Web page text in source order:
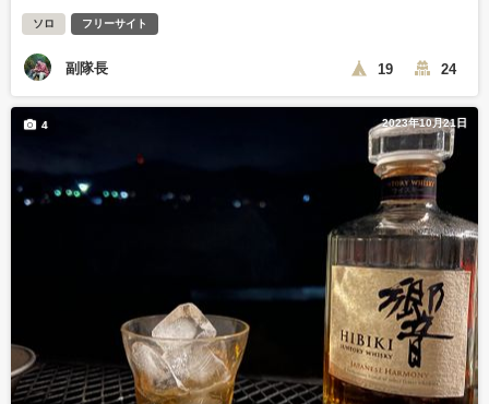
ソロ フリーサイト
副隊長 19 24
2023年10月21日
4